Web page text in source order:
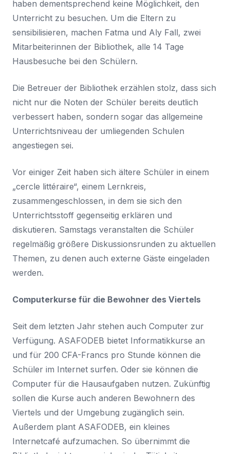
haben dementsprechend keine Möglichkeit, den
Unterricht zu besuchen. Um die Eltern zu
sensibilisieren, machen Fatma und Aly Fall, zwei
Mitarbeiterinnen der Bibliothek, alle 14 Tage
Hausbesuche bei den Schülern.
Die Betreuer der Bibliothek erzählen stolz, dass sich
nicht nur die Noten der Schüler bereits deutlich
verbessert haben, sondern sogar das allgemeine
Unterrichtsniveau der umliegenden Schulen
angestiegen sei.
Vor einiger Zeit haben sich ältere Schüler in einem
„cercle littéraire“, einem Lernkreis,
zusammengeschlossen, in dem sie sich den
Unterrichtsstoff gegenseitig erklären und
diskutieren. Samstags veranstalten die Schüler
regelmäßig größere Diskussionsrunden zu aktuellen
Themen, zu denen auch externe Gäste eingeladen
werden.
Computerkurse für die Bewohner des Viertels
Seit dem letzten Jahr stehen auch Computer zur
Verfügung. ASAFODEB bietet Informatikkurse an
und für 200 CFA-Francs pro Stunde können die
Schüler im Internet surfen. Oder sie können die
Computer für die Hausaufgaben nutzen. Zukünftig
sollen die Kurse auch anderen Bewohnern des
Viertels und der Umgebung zugänglich sein.
Außerdem plant ASAFODEB, ein kleines
Internetcafé aufzumachen. So übernimmt die